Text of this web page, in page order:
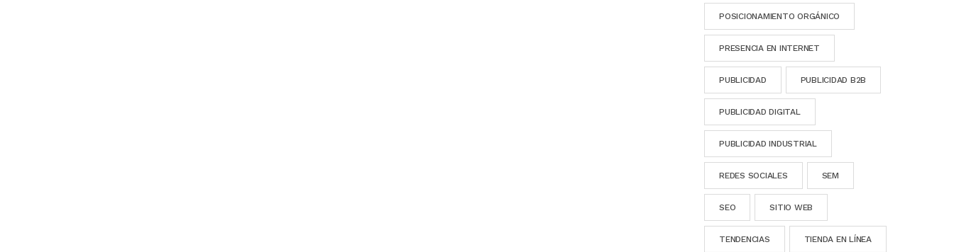
POSICIONAMIENTO ORGÁNICO
PRESENCIA EN INTERNET
PUBLICIDAD PUBLICIDAD B2B
PUBLICIDAD DIGITAL
PUBLICIDAD INDUSTRIAL
REDES SOCIALES SEM
SEO SITIO WEB
TENDENCIAS TIENDA EN LÍNEA